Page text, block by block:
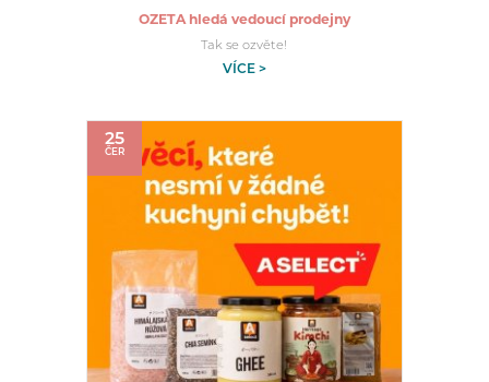
OZETA hledá vedoucí prodejny
Tak se ozvěte!
VÍCE >
25
ČER